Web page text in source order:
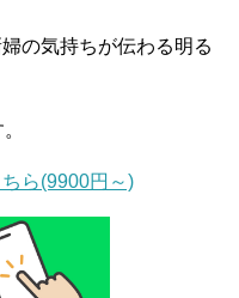
の気持ちが伝わる明る
ら(9900円～)